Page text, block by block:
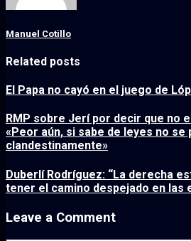
Manuel Cotillo
Related posts
El Papa no cayó en el juego de
RMP sobre Jerí por decir que no
«Peor aún, si sabe de leyes no se
clandestinamente»
Duberlí Rodríguez: “La derecha
tener el camino despejado en las
Leave a Comment